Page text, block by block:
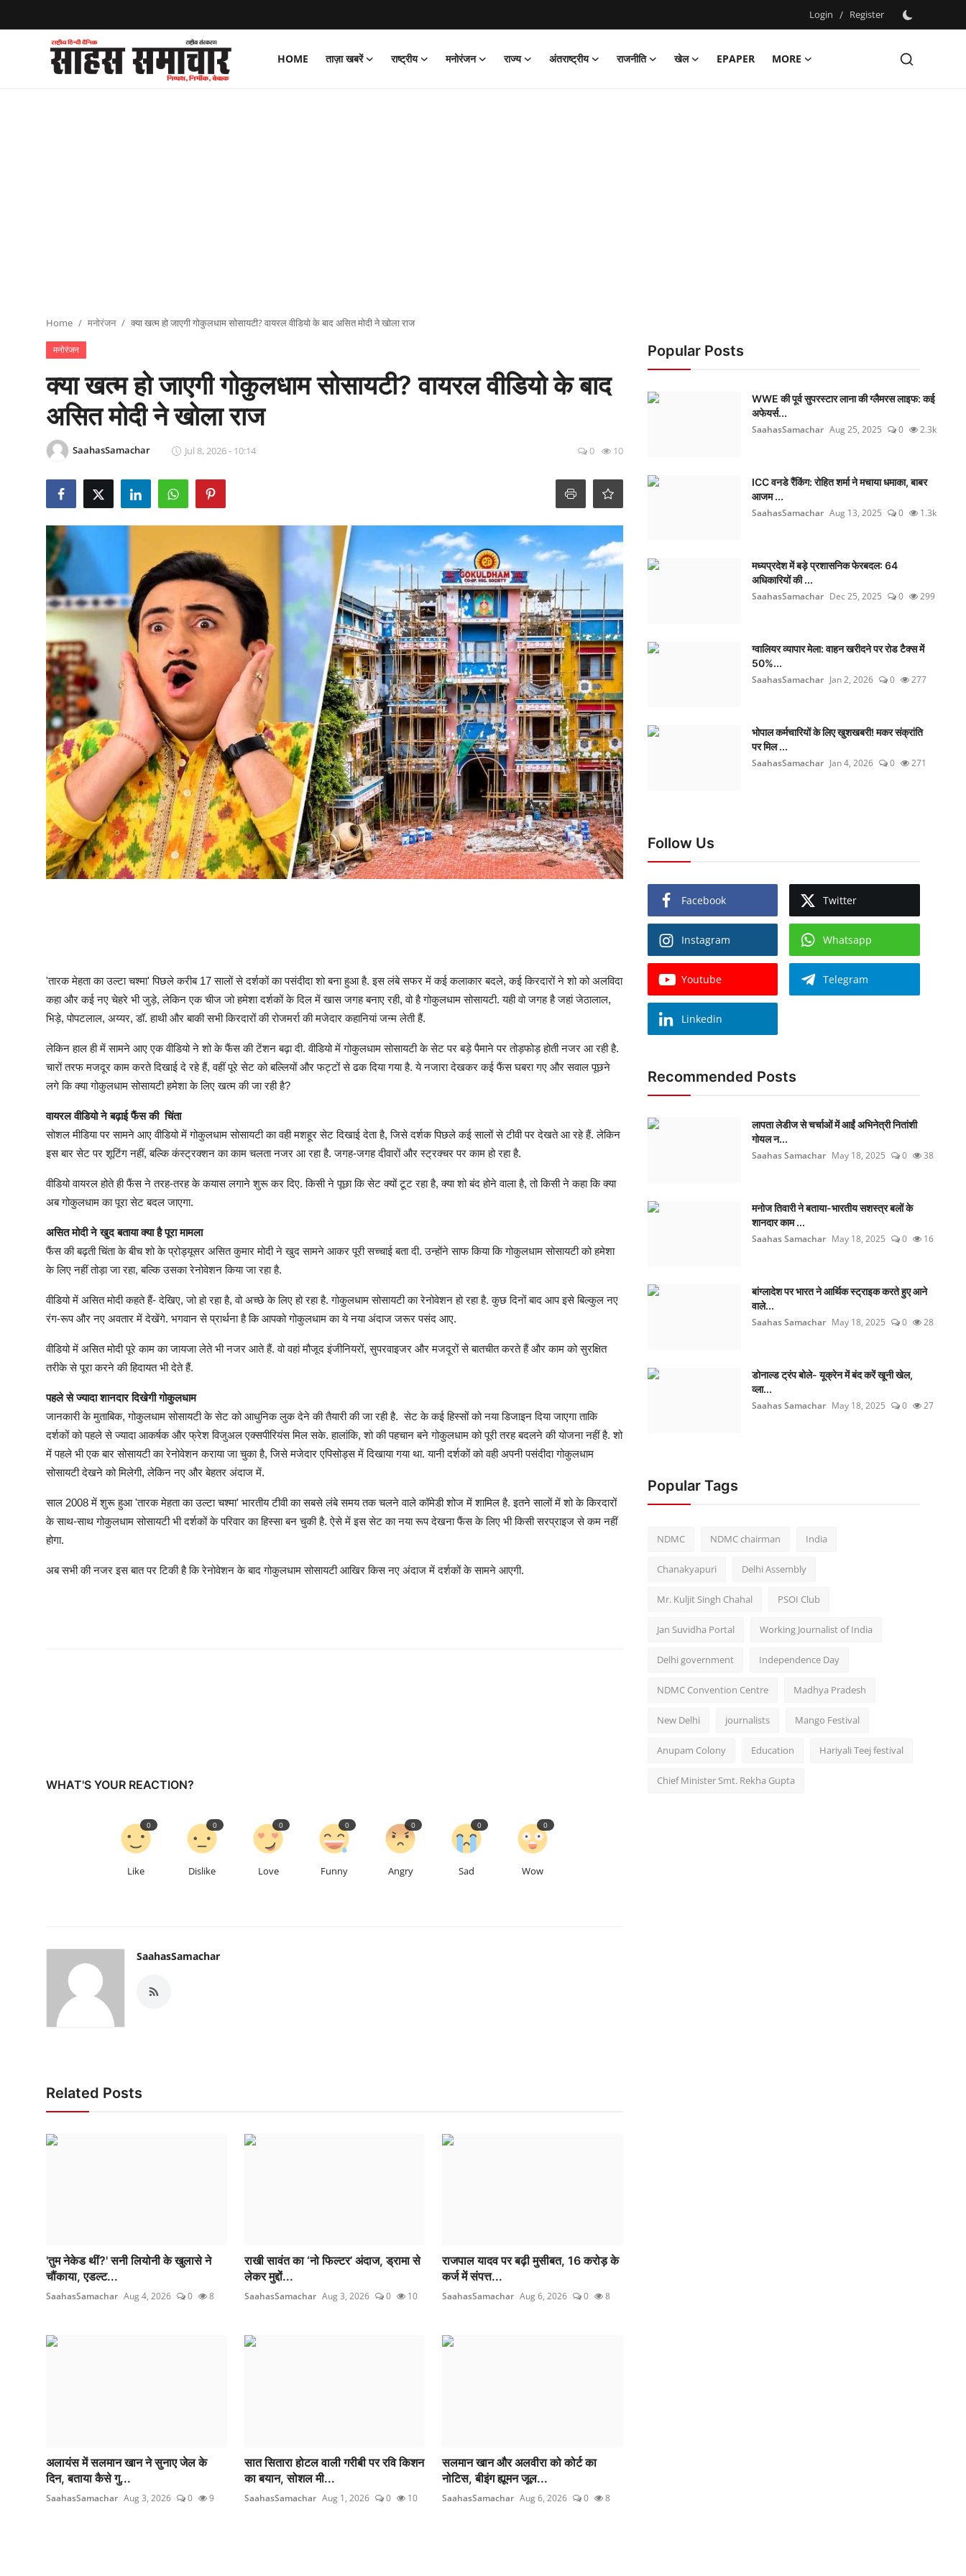
Login / Register
HOME ताज़ा खबरें राष्ट्रीय मनोरंजन राज्य अंतराष्ट्रीय राजनीति खेल EPAPER
MORE
Register
Home मनोरंजन क्या खत्म हो जाएगी गोकुलधाम सोसायटी? वायरल वीडियो के बाद असित मोदी ने खोला राज
मनोरंजन
क्या खत्म हो जाएगी गोकुलधाम सोसायटी? वायरल वीडियो के बाद
असित मोदी ने खोला राज
SaahasSamachar Jul 8, 2026 - 10:14 0 10
'तारक मेहता का उल्टा चश्मा' पिछले करीब 17 सालों से दर्शकों का पसंदीदा शो बना हुआ है. इस लंबे सफर में कई कलाकार बदले, कई किरदारों ने शो को अलविदा
कहा और कई नए चेहरे भी जुड़े, लेकिन एक चीज जो हमेशा दर्शकों के दिल में खास जगह बनाए रही, वो है गोकुलधाम सोसायटी. यही वो जगह है जहां जेठालाल,
भिड़े, पोपटलाल, अय्यर, डॉ. हाथी और बाकी सभी किरदारों की रोजमर्रा की मजेदार कहानियां जन्म लेती हैं.
लेकिन हाल ही में सामने आए एक वीडियो ने शो के फैंस की टेंशन बढ़ा दी. वीडियो में गोकुलधाम सोसायटी के सेट पर बड़े पैमाने पर तोड़फोड़ होती नजर आ रही है.
चारों तरफ मजदूर काम करते दिखाई दे रहे हैं, वहीं पूरे सेट को बल्लियों और फट्टों से ढक दिया गया है. ये नजारा देखकर कई फैंस घबरा गए और सवाल पूछने
लगे कि क्या गोकुलधाम सोसायटी हमेशा के लिए खत्म की जा रही है?
वायरल वीडियो ने बढ़ाई फैंस की चिंता
सोशल मीडिया पर सामने आए वीडियो में गोकुलधाम सोसायटी का वही मशहूर सेट दिखाई देता है, जिसे दर्शक पिछले कई सालों से टीवी पर देखते आ रहे हैं. लेकिन
इस बार सेट पर शूटिंग नहीं, बल्कि कंस्ट्रक्शन का काम चलता नजर आ रहा है. जगह-जगह दीवारों और स्ट्रक्चर पर काम हो रहा है.
वीडियो वायरल होते ही फैंस ने तरह-तरह के कयास लगाने शुरू कर दिए. किसी ने पूछा कि सेट क्यों टूट रहा है, क्या शो बंद होने वाला है, तो किसी ने कहा कि क्या
अब गोकुलधाम का पूरा सेट बदल जाएगा.
असित मोदी ने खुद बताया क्या है पूरा मामला
फैंस की बढ़ती चिंता के बीच शो के प्रोड्यूसर असित कुमार मोदी ने खुद सामने आकर पूरी सच्चाई बता दी. उन्होंने साफ किया कि गोकुलधाम सोसायटी को हमेशा
के लिए नहीं तोड़ा जा रहा, बल्कि उसका रेनोवेशन किया जा रहा है.
वीडियो में असित मोदी कहते हैं- देखिए, जो हो रहा है, वो अच्छे के लिए हो रहा है. गोकुलधाम सोसायटी का रेनोवेशन हो रहा है. कुछ दिनों बाद आप इसे बिल्कुल नए
रंग-रूप और नए अवतार में देखेंगे. भगवान से प्रार्थना है कि आपको गोकुलधाम का ये नया अंदाज जरूर पसंद आए.
वीडियो में असित मोदी पूरे काम का जायजा लेते भी नजर आते हैं. वो वहां मौजूद इंजीनियरों, सुपरवाइजर और मजदूरों से बातचीत करते हैं और काम को सुरक्षित
तरीके से पूरा करने की हिदायत भी देते हैं.
पहले से ज्यादा शानदार दिखेगी गोकुलधाम
जानकारी के मुताबिक, गोकुलधाम सोसायटी के सेट को आधुनिक लुक देने की तैयारी की जा रही है. सेट के कई हिस्सों को नया डिजाइन दिया जाएगा ताकि
दर्शकों को पहले से ज्यादा आकर्षक और फ्रेश विजुअल एक्सपीरियंस मिल सके. हालांकि, शो की पहचान बने गोकुलधाम को पूरी तरह बदलने की योजना नहीं है. शो
में पहले भी एक बार सोसायटी का रेनोवेशन कराया जा चुका है, जिसे मजेदार एपिसोड्स में दिखाया गया था. यानी दर्शकों को वही अपनी पसंदीदा गोकुलधाम
सोसायटी देखने को मिलेगी, लेकिन नए और बेहतर अंदाज में.
साल 2008 में शुरू हुआ 'तारक मेहता का उल्टा चश्मा' भारतीय टीवी का सबसे लंबे समय तक चलने वाले कॉमेडी शोज में शामिल है. इतने सालों में शो के किरदारों
के साथ-साथ गोकुलधाम सोसायटी भी दर्शकों के परिवार का हिस्सा बन चुकी है. ऐसे में इस सेट का नया रूप देखना फैंस के लिए भी किसी सरप्राइज से कम नहीं
होगा.
अब सभी की नजर इस बात पर टिकी है कि रेनोवेशन के बाद गोकुलधाम सोसायटी आखिर किस नए अंदाज में दर्शकों के सामने आएगी.
WHAT'S YOUR REACTION?
Like
0
Dislike
0
Love
0
Funny
0
Angry
0
Sad
0
Wow
0
SaahasSamachar
Related Posts
'तुम नेकेड थीं?' सनी लियोनी के खुलासे ने
चौंकाया, एडल्ट...
SaahasSamachar Aug 4, 2026 0 8
राखी सावंत का ‘नो फिल्टर’ अंदाज, ड्रामा से
लेकर मुद्दों...
SaahasSamachar Aug 3, 2026 0 10
राजपाल यादव पर बढ़ी मुसीबत, 16 करोड़ के
कर्ज में संपत्त...
SaahasSamachar Aug 6, 2026 0 8
अलायंस में सलमान खान ने सुनाए जेल के
दिन, बताया कैसे गु...
SaahasSamachar Aug 3, 2026 0 9
सात सितारा होटल वाली गरीबी पर रवि किशन
का बयान, सोशल मी...
SaahasSamachar Aug 1, 2026 0 10
सलमान खान और अलवीरा को कोर्ट का
नोटिस, बीइंग ह्यूमन जूल...
SaahasSamachar Aug 6, 2026 0 8
Popular Posts
WWE की पूर्व सुपरस्टार लाना की ग्लैमरस लाइफ: कई
अफेयर्स...
SaahasSamachar Aug 25, 2025 0 2.3k
ICC वनडे रैंकिंग: रोहित शर्मा ने मचाया धमाका, बाबर
आजम ...
SaahasSamachar Aug 13, 2025 0 1.3k
मध्यप्रदेश में बड़े प्रशासनिक फेरबदल: 64
अधिकारियों की ...
SaahasSamachar Dec 25, 2025 0 299
ग्वालियर व्यापार मेला: वाहन खरीदने पर रोड टैक्स में
50%...
SaahasSamachar Jan 2, 2026 0 277
भोपाल कर्मचारियों के लिए खुशखबरी! मकर संक्रांति
पर मिल ...
SaahasSamachar Jan 4, 2026 0 271
Follow Us
Facebook Twitter
Instagram Whatsapp
Youtube Telegram
Linkedin
Recommended Posts
लापता लेडीज से चर्चाओं में आईं अभिनेत्री नितांशी
गोयल न...
Saahas Samachar May 18, 2025 0 38
मनोज तिवारी ने बताया-भारतीय सशस्त्र बलों के
शानदार काम ...
Saahas Samachar May 18, 2025 0 16
बांग्लादेश पर भारत ने आर्थिक स्ट्राइक करते हुए आने
वाले...
Saahas Samachar May 18, 2025 0 28
डोनाल्ड ट्रंप बोले- यूक्रेन में बंद करें खूनी खेल,
व्ला...
Saahas Samachar May 18, 2025 0 27
Popular Tags
NDMC NDMC chairman India
Chanakyapuri Delhi Assembly
Mr. Kuljit Singh Chahal PSOI Club
Jan Suvidha Portal Working Journalist of India
Delhi government Independence Day
NDMC Convention Centre Madhya Pradesh
New Delhi journalists Mango Festival
Anupam Colony Education Hariyali Teej festival
Chief Minister Smt. Rekha Gupta